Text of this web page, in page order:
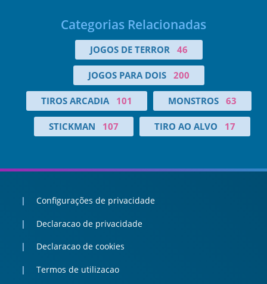
Categorias Relacionadas
JOGOS DE TERROR 46
JOGOS PARA DOIS 200
TIROS ARCADIA 101 MONSTROS 63
STICKMAN 107 TIRO AO ALVO 17
Configurações de privacidade
Declaracao de privacidade
Declaracao de cookies
Termos de utilizacao